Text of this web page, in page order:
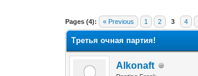
Pages (4): « Previous 1 2 3 4
0 Vote(s) - 0 Average
1
2
3
4
5
Третья очная партия!
Alkonaft